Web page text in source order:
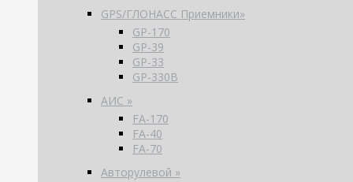
GPS/ГЛОНАСС Приемники»
GP-170
GP-39
GP-33
GP-330B
АИС »
FA-170
FA-40
FA-70
Авторулевой »